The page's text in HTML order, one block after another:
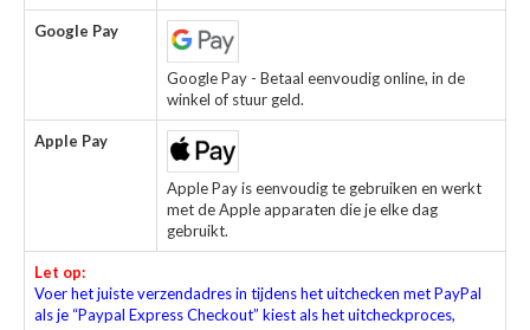
Google Pay
Google Pay - Betaal eenvoudig online, in de
winkel of stuur geld.
Apple Pay
Apple Pay is eenvoudig te gebruiken en werkt
met de Apple apparaten die je elke dag
gebruikt.
Let op:
Voer het juiste verzendadres in tijdens het uitchecken met PayPal
als je “Paypal Express Checkout” kiest als het uitcheckproces,